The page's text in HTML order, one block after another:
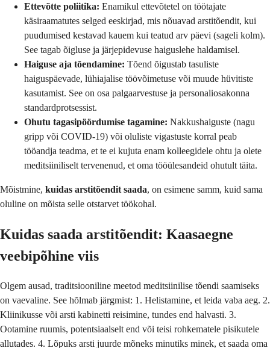
Ettevõtte poliitika: Enamikul ettevõtetel on töötajate
käsiraamatutes selged eeskirjad, mis nõuavad arstitõendit, kui
puudumised kestavad kauem kui teatud arv päevi (sageli kolm).
See tagab õigluse ja järjepidevuse haiguslehe haldamisel.
Haiguse aja tõendamine: Tõend õigustab tasuliste
haiguspäevade, lühiajalise töövõimetuse või muude hüvitiste
kasutamist. See on osa palgaarvestuse ja personaliosakonna
standardprotsessist.
Ohutu tagasipöördumise tagamine: Nakkushaiguste (nagu
gripp või COVID-19) või oluliste vigastuste korral peab
tööandja teadma, et te ei kujuta enam kolleegidele ohtu ja olete
meditsiiniliselt tervenenud, et oma tööülesandeid ohutult täita.
Mõistmine, kuidas arstitõendit saada, on esimene samm, kuid sama
oluline on mõista selle otstarvet töökohal.
Kuidas saada arstitõendit: Kaasaegne
veebipõhine viis
Olgem ausad, traditsiooniline meetod meditsiinilise tõendi saamiseks
on vaevaline. See hõlmab järgmist: 1. Helistamine, et leida vaba aeg. 2.
Kliinikusse või arsti kabinetti reisimine, tundes end halvasti. 3.
Ootamine ruumis, potentsiaalselt end või teisi rohkematele pisikutele
allutades. 4. Lõpuks arsti juurde mõneks minutiks minek, et saada oma